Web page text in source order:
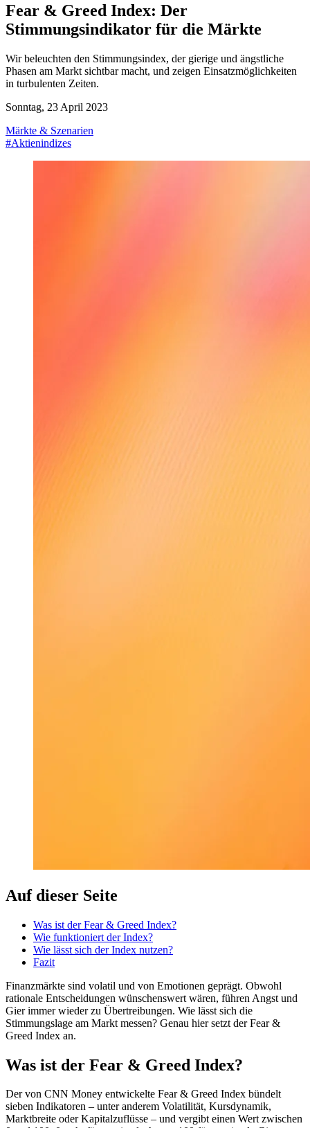
Fear & Greed Index: Der
Stimmungsindikator für die Märkte
Wir beleuchten den Stimmungsindex, der gierige und ängstliche
Phasen am Markt sichtbar macht, und zeigen Einsatzmöglichkeiten
in turbulenten Zeiten.
Sonntag, 23 April 2023
Märkte & Szenarien
#Aktienindizes
Auf dieser Seite
Was ist der Fear & Greed Index?
Wie funktioniert der Index?
Wie lässt sich der Index nutzen?
Fazit
Finanzmärkte sind volatil und von Emotionen geprägt. Obwohl
rationale Entscheidungen wünschenswert wären, führen Angst und
Gier immer wieder zu Übertreibungen. Wie lässt sich die
Stimmungslage am Markt messen? Genau hier setzt der Fear &
Greed Index an.
Was ist der Fear & Greed Index?
Der von CNN Money entwickelte Fear & Greed Index bündelt
sieben Indikatoren – unter anderem Volatilität, Kursdynamik,
Marktbreite oder Kapitalzuflüsse – und vergibt einen Wert zwischen